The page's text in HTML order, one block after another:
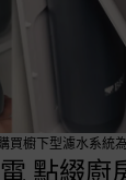
買櫥下型濾水系統
點綴廚